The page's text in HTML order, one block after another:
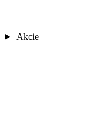
Akcie